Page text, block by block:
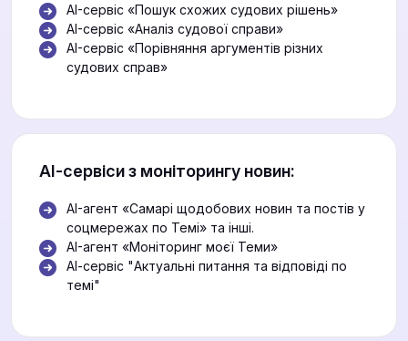
AI-сервіс «Пошук схожих судових рішень»
AI-сервіс «Аналіз судової справи»
AI-сервіс «Порівняння аргументів різних
судових справ»
АІ-сервіси з моніторингу новин:
AI-агент «Самарі щодобових новин та постів у
соцмережах по Темі» та інші.
AI-агент «Моніторинг моєї Теми»
АІ-сервіс "Актуальні питання та відповіді по
темі"